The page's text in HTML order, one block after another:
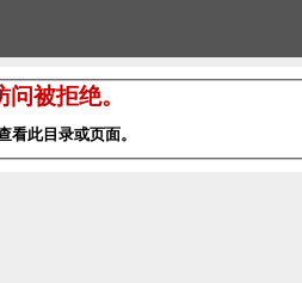
被拒绝。
看此目录或页面。